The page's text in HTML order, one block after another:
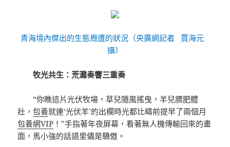
青海境內傑出的生態周遭的狀況（央廣網記者 賈海元
攝）
牧光共生：荒灘奏響三重奏
“你瞧這片光伏牧場，草兒隨風搖曳，羊兒膘肥體
壯，包養就連‘光伏羊’的出欄時光都比疇前提早了兩個月
包養網VIP ！”手指著年夜屏幕，看著無人機傳輸回來的畫
面，馬小強的話語里儘是驕傲。